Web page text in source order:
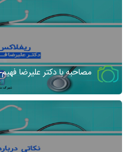
مصاحبه با دکتر علیرضا